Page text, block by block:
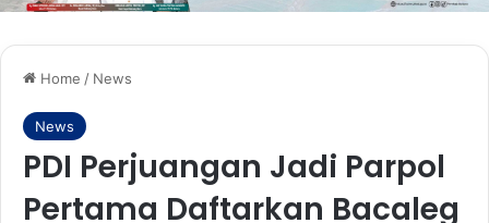
Home / News
News
PDI Perjuangan Jadi Parpol
Pertama Daftarkan Bacaleg